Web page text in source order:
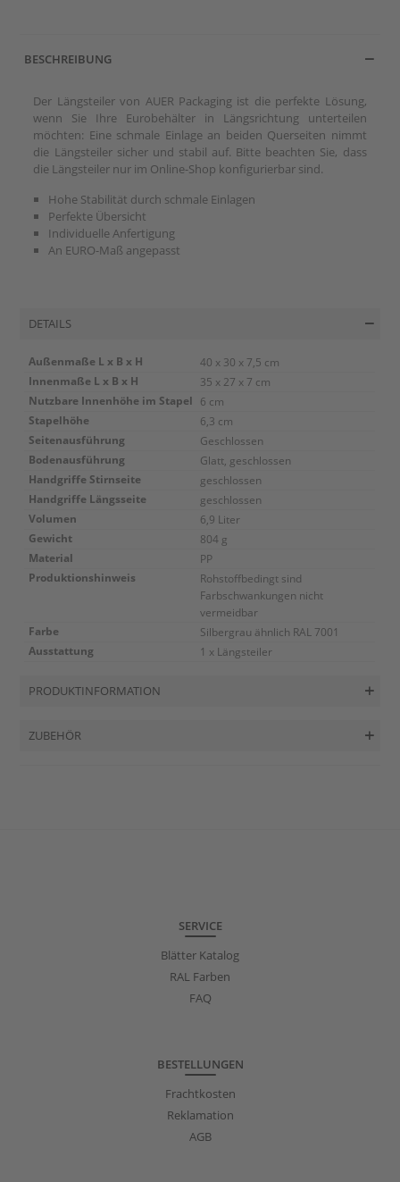
BESCHREIBUNG
Der Längsteiler von AUER Packaging ist die perfekte Lösung,
wenn Sie Ihre Eurobehälter in Längsrichtung unterteilen
möchten: Eine schmale Einlage an beiden Querseiten nimmt
die Längsteiler sicher und stabil auf. Bitte beachten Sie, dass
die Längsteiler nur im Online-Shop konfigurierbar sind.
Hohe Stabilität durch schmale Einlagen
Perfekte Übersicht
Individuelle Anfertigung
An EURO-Maß angepasst
DETAILS
Außenmaße L x B x H 40 x 30 x 7,5 cm
Innenmaße L x B x H 35 x 27 x 7 cm
Nutzbare Innenhöhe im Stapel 6 cm
Stapelhöhe 6,3 cm
Seitenausführung Geschlossen
Bodenausführung Glatt, geschlossen
Handgriffe Stirnseite geschlossen
Handgriffe Längsseite geschlossen
Volumen 6,9 Liter
Gewicht 804 g
Material PP
Produktionshinweis
Rohstoffbedingt sind
Farbschwankungen nicht
vermeidbar
Farbe Silbergrau ähnlich RAL 7001
Ausstattung 1 x Längsteiler
PRODUKTINFORMATION
ZUBEHÖR
SERVICE
Blätter Katalog
RAL Farben
FAQ
BESTELLUNGEN
Frachtkosten
Reklamation
AGB